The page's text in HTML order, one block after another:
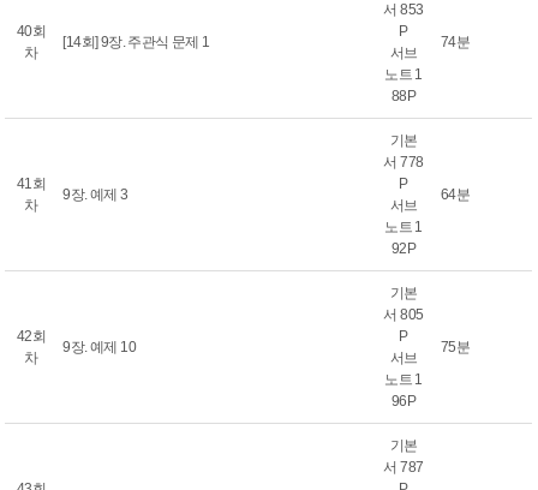
40회
차
[14회] 9장. 주관식 문제 1
서 853
P
서브
노트 1
88P
74분
41회
차
9장. 예제 3
기본
서 778
P
서브
노트 1
92P
64분
42회
차
9장. 예제 10
기본
서 805
P
서브
노트 1
96P
75분
기본
서 787